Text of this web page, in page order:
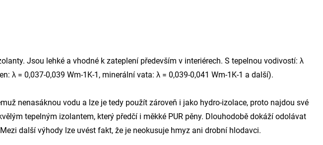
Jsou lehké a vhodné k zateplení především v interiérech. S tepelnou vodivostí: λ
λ = 0,037-0,039 Wm-1K-1, minerální vata: λ = 0,039-0,041 Wm-1K-1 a další).
nenasáknou vodu a lze je tedy použít zároveň i jako hydro-izolace, proto najdou své
tepelným izolantem, který předčí i měkké PUR pěny. Dlouhodobě dokáží odolávat
další výhody lze uvést fakt, že je neokusuje hmyz ani drobní hlodavci.